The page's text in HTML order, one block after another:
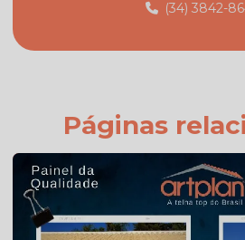
Fabricante de telhas cerâmicas
Fornecedor de telhas colonial
Orçamento de telha de cimento
Preço da telha americana branca
(34) 3842-
Páginas